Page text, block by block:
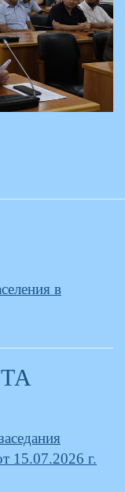
в
15.07.2026 г.